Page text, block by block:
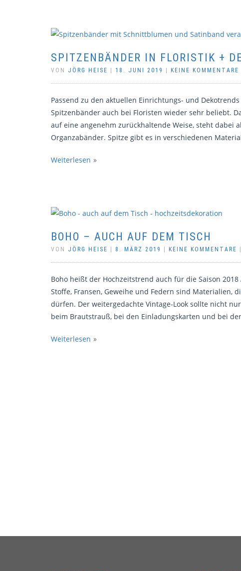
SPITZENBÄNDER IN FLORISTIK +
VON JÖRG HEISE | 18. JUNI 2019 | KEINE KOMMENTARE
Passend zu den aktuellen Einrichtungs- und
Spitzenbänder auch bei Floristen wieder sehr beliebt.
auf eine angenehm zurückhaltende Weise, steht
Organzabänder. Spitze gibt es in verschiedenen
Weiterlesen
BOHO – AUCH AUF DEM TISCH
VON JÖRG HEISE | 8. MÄRZ 2019 | KEINE KOMMENTARE |
Boho heißt der Hochzeitstrend auch für die Saison
Stoffe, Fransen, Geweihe und Federn sind Materialien,
dürfen. Der weitergedachte Vintage-Look sollte nicht
beim Brautstrauß, bei den Einladungskarten und bei
Weiterlesen